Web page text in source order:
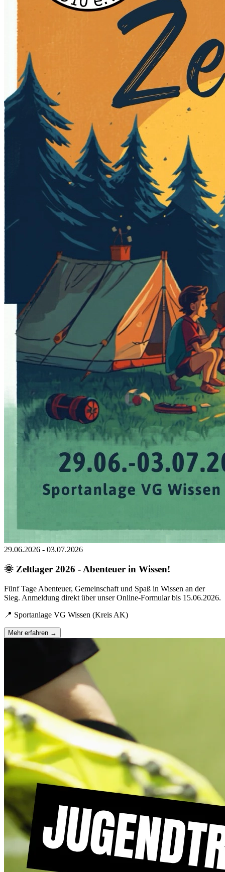
29.06.2026 - 03.07.2026
🌞 Zeltlager 2026 - Abenteuer in Wissen!
Fünf Tage Abenteuer, Gemeinschaft und Spaß in Wissen an der
Sieg. Anmeldung direkt über unser Online-Formular bis 15.06.2026.
📍 Sportanlage VG Wissen (Kreis AK)
Mehr erfahren →